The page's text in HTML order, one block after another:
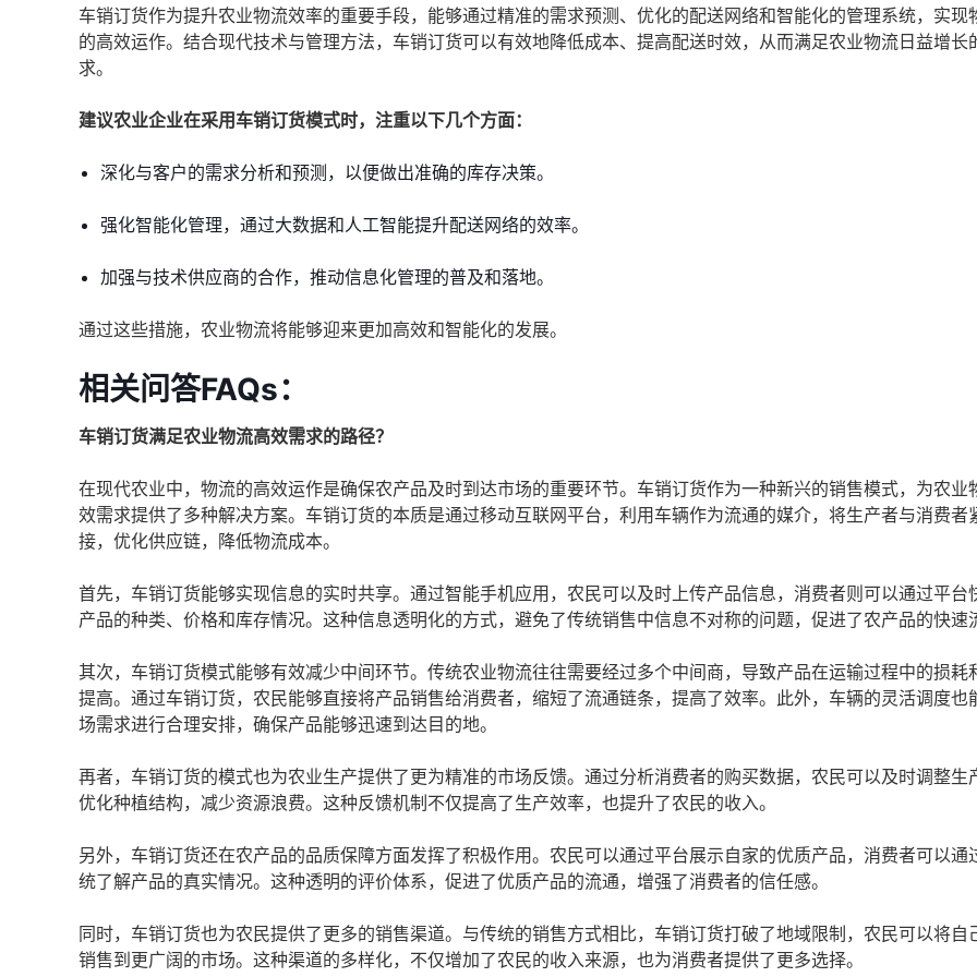
车销订货作为提升农业物流效率的重要手段，能够通过精准的需求预测、优化的配送网络和智能化的管理系统，实现
的高效运作。结合现代技术与管理方法，车销订货可以有效地降低成本、提高配送时效，从而满足农业物流日益增长
求。
建议农业企业在采用车销订货模式时，注重以下几个方面：
深化与客户的需求分析和预测，以便做出准确的库存决策。
强化智能化管理，通过大数据和人工智能提升配送网络的效率。
加强与技术供应商的合作，推动信息化管理的普及和落地。
通过这些措施，农业物流将能够迎来更加高效和智能化的发展。
相关问答FAQs：
车销订货满足农业物流高效需求的路径？
在现代农业中，物流的高效运作是确保农产品及时到达市场的重要环节。车销订货作为一种新兴的销售模式，为农业
效需求提供了多种解决方案。车销订货的本质是通过移动互联网平台，利用车辆作为流通的媒介，将生产者与消费者
接，优化供应链，降低物流成本。
首先，车销订货能够实现信息的实时共享。通过智能手机应用，农民可以及时上传产品信息，消费者则可以通过平台
产品的种类、价格和库存情况。这种信息透明化的方式，避免了传统销售中信息不对称的问题，促进了农产品的快速
其次，车销订货模式能够有效减少中间环节。传统农业物流往往需要经过多个中间商，导致产品在运输过程中的损耗
提高。通过车销订货，农民能够直接将产品销售给消费者，缩短了流通链条，提高了效率。此外，车辆的灵活调度也
场需求进行合理安排，确保产品能够迅速到达目的地。
再者，车销订货的模式也为农业生产提供了更为精准的市场反馈。通过分析消费者的购买数据，农民可以及时调整生
优化种植结构，减少资源浪费。这种反馈机制不仅提高了生产效率，也提升了农民的收入。
另外，车销订货还在农产品的品质保障方面发挥了积极作用。农民可以通过平台展示自家的优质产品，消费者可以通
统了解产品的真实情况。这种透明的评价体系，促进了优质产品的流通，增强了消费者的信任感。
同时，车销订货也为农民提供了更多的销售渠道。与传统的销售方式相比，车销订货打破了地域限制，农民可以将自
销售到更广阔的市场。这种渠道的多样化，不仅增加了农民的收入来源，也为消费者提供了更多选择。